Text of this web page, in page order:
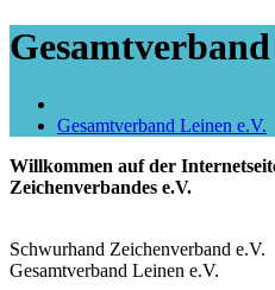
Gesamtverband Leinen e.V.
Willkommen auf der
Zeichenverbandes e.V.
Schwurhand Zeichenverband e.V.
Gesamtverband Leinen e.V.